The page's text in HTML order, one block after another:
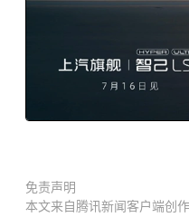
免责声明
本文来自腾讯新闻客户端创